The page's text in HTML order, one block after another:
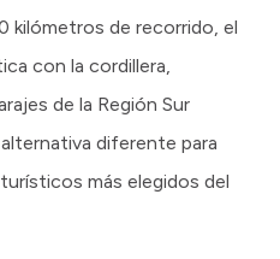
kilómetros de recorrido, el
con la cordillera,
de la Región Sur
diferente para
más elegidos del